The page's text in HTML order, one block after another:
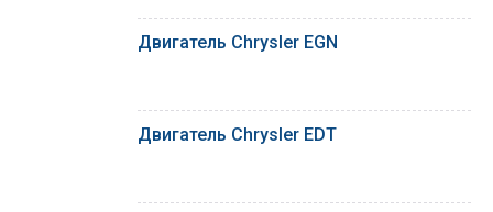
Двигатель Chrysler EGN
Двигатель Chrysler EDT